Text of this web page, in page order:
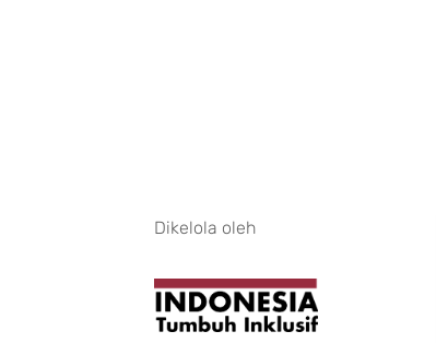
Dikelola oleh